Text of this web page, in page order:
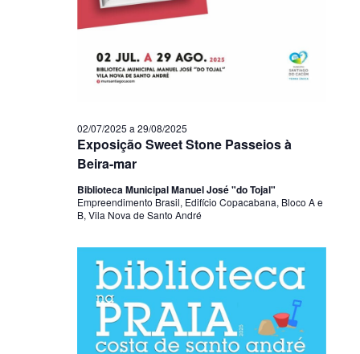
Exposição Sweet Stone Passeios à
Beira-mar
02/07/2025 a 29/08/2025
Biblioteca Municipal Manuel José "do Tojal"
Empreendimento Brasil, Edifício Copacabana, Bloco A e
B, Vila Nova de Santo André